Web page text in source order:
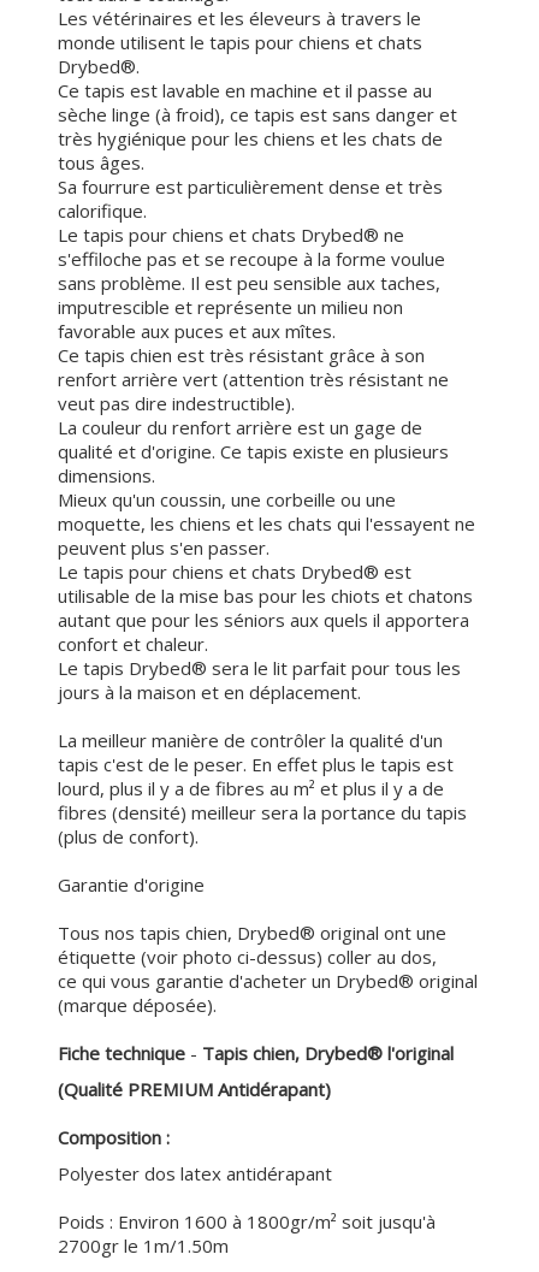
Les vétérinaires et les éleveurs à travers le
monde utilisent le tapis pour chiens et chats
Drybed®.
Ce tapis est lavable en machine et il passe au
sèche linge (à froid), ce tapis est sans danger et
très hygiénique pour les chiens et les chats de
tous âges.
Sa fourrure est particulièrement dense et très
calorifique.
Le tapis pour chiens et chats Drybed® ne
s'effiloche pas et se recoupe à la forme voulue
sans problème. Il est peu sensible aux taches,
imputrescible et représente un milieu non
favorable aux puces et aux mîtes.
Ce tapis chien est très résistant grâce à son
renfort arrière vert (attention très résistant ne
veut pas dire indestructible).
La couleur du renfort arrière est un gage de
qualité et d'origine. Ce tapis existe en plusieurs
dimensions.
Mieux qu'un coussin, une corbeille ou une
moquette, les chiens et les chats qui l'essayent ne
peuvent plus s'en passer.
Le tapis pour chiens et chats Drybed® est
utilisable de la mise bas pour les chiots et chatons
autant que pour les séniors aux quels il apportera
confort et chaleur.
Le tapis Drybed® sera le lit parfait pour tous les
jours à la maison et en déplacement.
La meilleur manière de contrôler la qualité d'un
tapis c'est de le peser. En effet plus le tapis est
lourd, plus il y a de fibres au m² et plus il y a de
fibres (densité) meilleur sera la portance du tapis
(plus de confort).
Garantie d'origine
Tous nos tapis chien, Drybed® original ont une
étiquette (voir photo ci-dessus) coller au dos,
ce qui vous garantie d'acheter un Drybed® original
(marque déposée).
Fiche technique - Tapis chien, Drybed® l'original
(Qualité PREMIUM Antidérapant)
Composition :
Polyester dos latex antidérapant
Poids : Environ 1600 à 1800gr/m² soit jusqu'à
2700gr le 1m/1.50m